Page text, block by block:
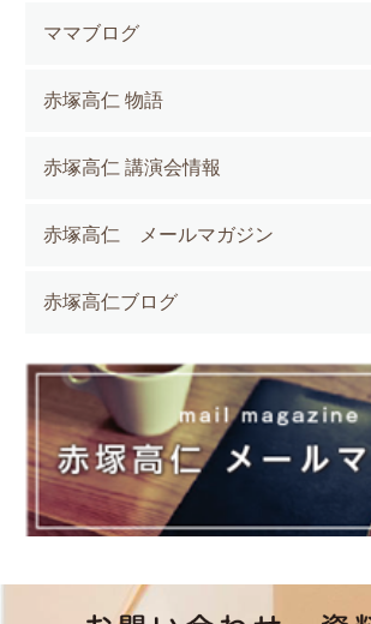
ママブログ
赤塚高仁 物語
赤塚高仁 講演会情報
赤塚高仁 メールマガジン
赤塚高仁ブログ